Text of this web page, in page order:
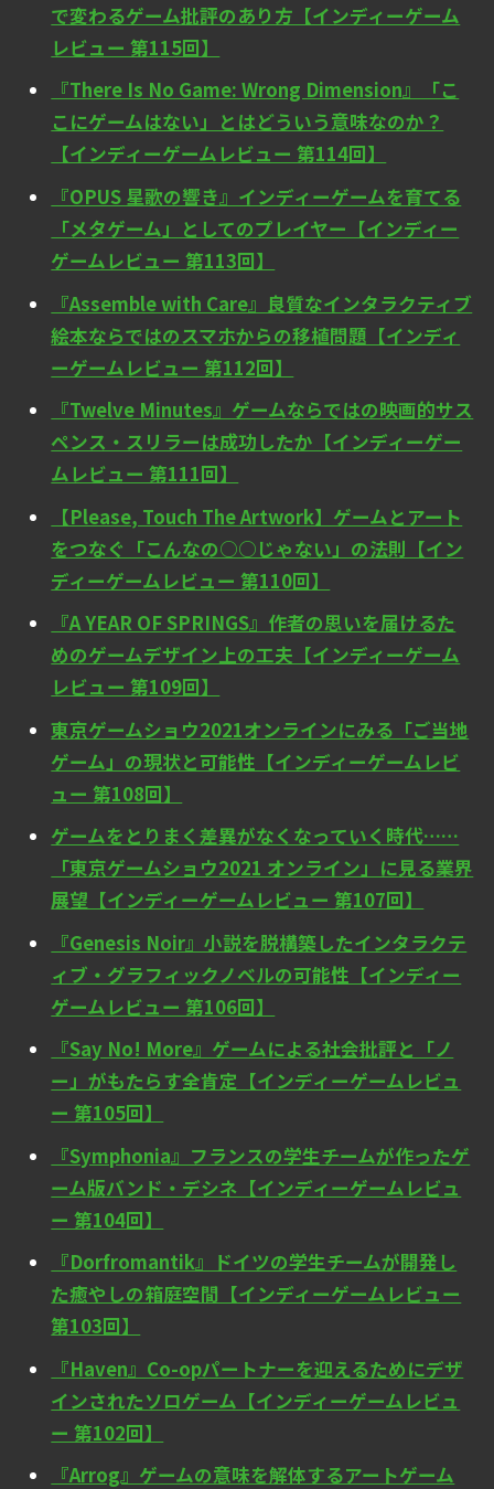
で変わるゲーム批評のあり方【インディーゲーム
レビュー 第115回】
『There Is No Game: Wrong Dimension』「こ
こにゲームはない」とはどういう意味なのか？
【インディーゲームレビュー 第114回】
『OPUS 星歌の響き』インディーゲームを育てる
「メタゲーム」としてのプレイヤー【インディー
ゲームレビュー 第113回】
『Assemble with Care』良質なインタラクティブ
絵本ならではのスマホからの移植問題【インディ
ーゲームレビュー 第112回】
『Twelve Minutes』ゲームならではの映画的サス
ペンス・スリラーは成功したか【インディーゲー
ムレビュー 第111回】
【Please, Touch The Artwork】ゲームとアート
をつなぐ「こんなの○○じゃない」の法則【イン
ディーゲームレビュー 第110回】
『A YEAR OF SPRINGS』作者の思いを届けるた
めのゲームデザイン上の工夫【インディーゲーム
レビュー 第109回】
東京ゲームショウ2021オンラインにみる「ご当地
ゲーム」の現状と可能性【インディーゲームレビ
ュー 第108回】
ゲームをとりまく差異がなくなっていく時代……
「東京ゲームショウ2021 オンライン」に見る業界
展望【インディーゲームレビュー 第107回】
『Genesis Noir』小説を脱構築したインタラクテ
ィブ・グラフィックノベルの可能性【インディー
ゲームレビュー 第106回】
『Say No! More』ゲームによる社会批評と「ノ
ー」がもたらす全肯定【インディーゲームレビュ
ー 第105回】
『Symphonia』フランスの学生チームが作ったゲ
ーム版バンド・デシネ【インディーゲームレビュ
ー 第104回】
『Dorfromantik』ドイツの学生チームが開発し
た癒やしの箱庭空間【インディーゲームレビュー
第103回】
『Haven』Co-opパートナーを迎えるためにデザ
インされたソロゲーム【インディーゲームレビュ
ー 第102回】
『Arrog』ゲームの意味を解体するアートゲーム